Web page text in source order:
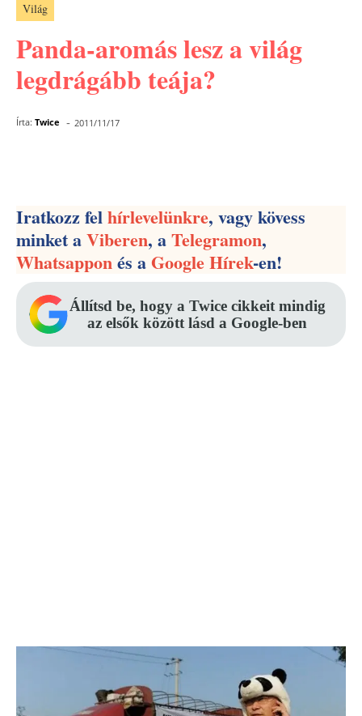
Világ
Panda-aromás lesz a világ
legdrágább teája?
Írta: Twice - 2011/11/17
Iratkozz felhírlevelünkre, vagy kövess
minket aViberen, aTelegramon,
Whatsapponés aGoogle Hírek-en!
Állítsd be, hogy a Twice cikkeit mindig
az elsők között lásd a Google-ben